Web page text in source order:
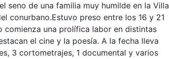
seno de una familia muy humilde en la Villa
conurbano.Estuvo preso entre los 16 y 21
comienza una prolífica labor en distintas
el cine y la poesía. A la fecha lleva
3 cortometrajes, 1 documental y varios